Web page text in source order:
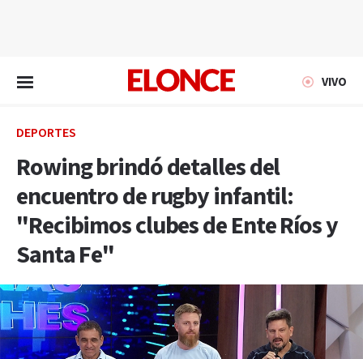
VIVO
DEPORTES
Rowing brindó detalles del
encuentro de rugby infantil:
"Recibimos clubes de Ente Ríos y
Santa Fe"